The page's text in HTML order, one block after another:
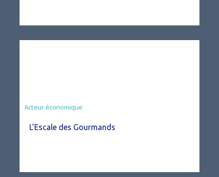
Acteur économique
L’Escale des Gourmands